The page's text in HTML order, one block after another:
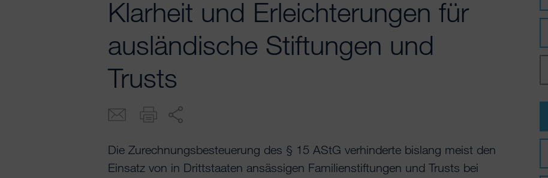
Klarheit und Erleichterungen für
ausländische Stiftungen und
Trusts
Die Zurechnungsbesteuerung des § 15 AStG verhinderte bislang meist den
Einsatz von in Drittstaaten ansässigen Familienstiftungen und Trusts bei